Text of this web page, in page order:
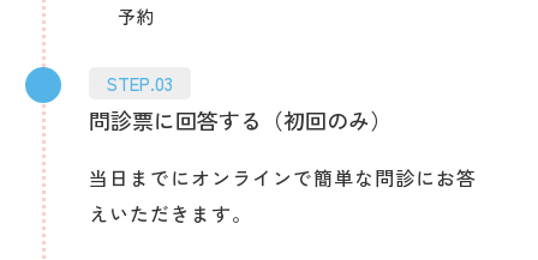
予約
STEP.03
問診票に回答する（初回のみ）
当日までにオンラインで簡単な問診にお答
えいただきます。